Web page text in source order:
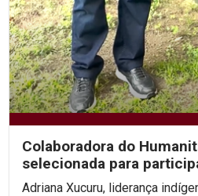
Colaboradora do
selecionada para
internacional...
Adriana Xucuru, liderança